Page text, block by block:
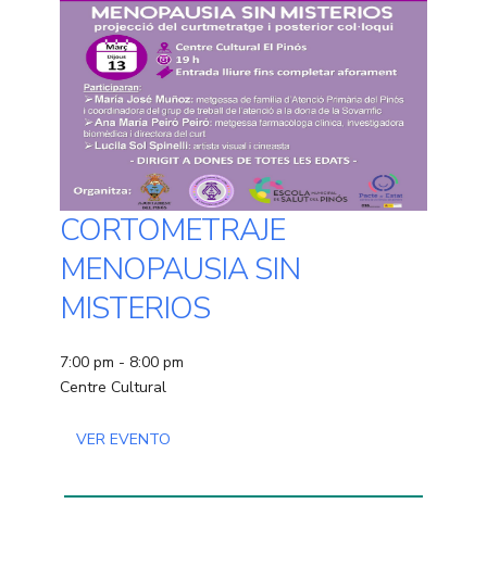
CORTOMETRAJE
MENOPAUSIA SIN
MISTERIOS
7:00 pm - 8:00 pm
Centre Cultural
VER EVENTO